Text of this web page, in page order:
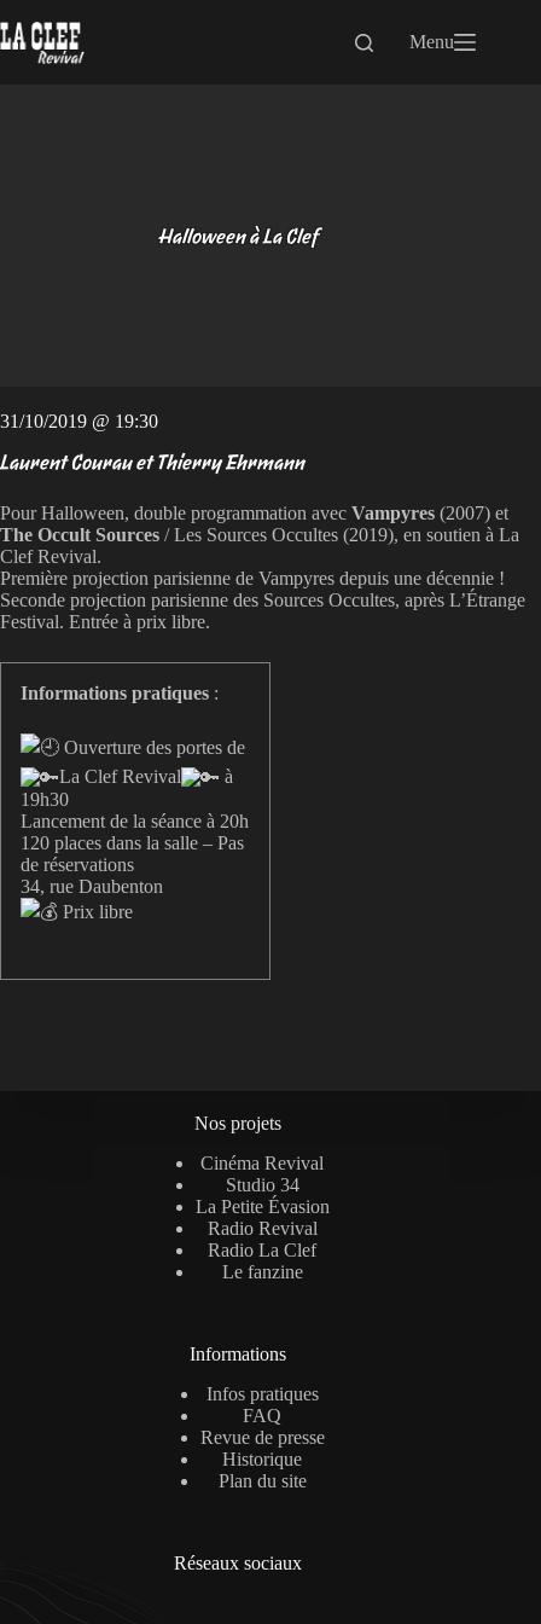
au
contenu
Menu
Halloween à La Clef
31/10/2019 @ 19:30
Laurent Courau et Thierry Ehrmann
Pour Halloween, double programmation avec Vampyres (2007) et
The Occult Sources / Les Sources Occultes (2019), en soutien à La
Clef Revival.
Première projection parisienne de Vampyres depuis une décennie !
Seconde projection parisienne des Sources Occultes, après L’Étrange
Festival. Entrée à prix libre.
Informations pratiques :
Ouverture des portes de
La Clef Revival
à
19h30
Lancement de la séance à 20h
120 places dans la salle – Pas
de réservations
34, rue Daubenton
Prix libre
Nos projets
Cinéma Revival
Studio 34
La Petite Évasion
Radio Revival
Radio La Clef
Le fanzine
Informations
Infos pratiques
FAQ
Revue de presse
Historique
Plan du site
Réseaux sociaux